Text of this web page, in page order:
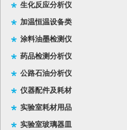
生化反应分析仪
加温恒温设备类
涂料油墨检测仪
药品检测分析仪
公路石油分析仪
仪器配件及耗材
实验室耗材用品
实验室玻璃器皿